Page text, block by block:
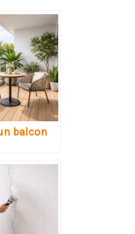
balcon